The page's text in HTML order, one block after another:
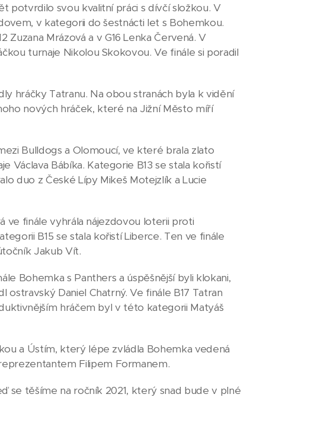
potvrdilo svou kvalitní práci s dívčí složkou. V
v kategorii do šestnácti let s Bohemkou.
Zuzana Mrázová a v G16 Lenka Červená. V
turnaje Nikolou Skokovou. Ve finále si poradil
hráčky Tatranu. Na obou stranách byla k vidění
nových hráček, které na Jižní Město míří
Bulldogs a Olomoucí, ve které brala zlato
Václava Bábíka. Kategorie B13 se stala kořistí
duo z České Lípy Mikeš Motejzlík a Lucie
ve finále vyhrála nájezdovou loterii proti
B15 se stala kořistí Liberce. Ten ve finále
Jakub Vít.
Bohemka s Panthers a úspěšnější byli klokani,
Daniel Chatrný. Ve finále B17 Tatran
hráčem byl v této kategorii Matyáš
a Ústím, který lépe zvládla Bohemka vedená
Filipem Formanem.
se těšíme na ročník 2021, který snad bude v plné